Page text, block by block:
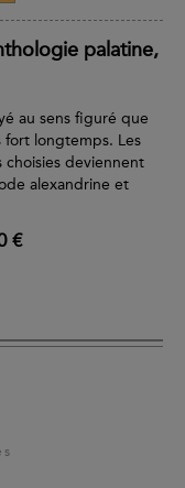
palatine,
au sens figuré que
longtemps. Les
choisies deviennent
alexandrine et
€